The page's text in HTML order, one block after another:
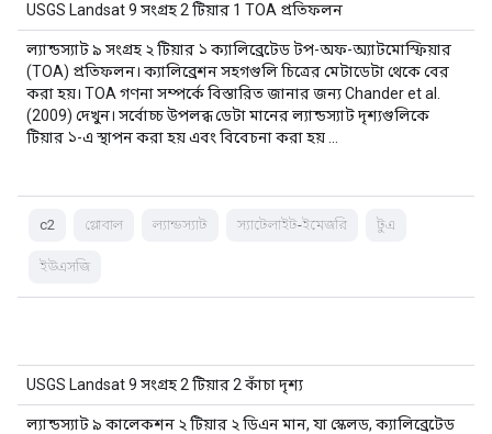
USGS Landsat 9 সংগ্রহ 2 টিয়ার 1 TOA প্রতিফলন
ল্যান্ডস্যাট ৯ সংগ্রহ ২ টিয়ার ১ ক্যালিব্রেটেড টপ-অফ-অ্যাটমোস্ফিয়ার
(TOA) প্রতিফলন। ক্যালিব্রেশন সহগগুলি চিত্রের মেটাডেটা থেকে বের
করা হয়। TOA গণনা সম্পর্কে বিস্তারিত জানার জন্য Chander et al.
(2009) দেখুন। সর্বোচ্চ উপলব্ধ ডেটা মানের ল্যান্ডস্যাট দৃশ্যগুলিকে
টিয়ার ১-এ স্থাপন করা হয় এবং বিবেচনা করা হয় ...
c2 গ্লোবাল ল্যান্ডস্যাট স্যাটেলাইট-ইমেজরি টুএ
ইউএসজি
USGS Landsat 9 সংগ্রহ 2 টিয়ার 2 কাঁচা দৃশ্য
ল্যান্ডস্যাট ৯ কালেকশন ২ টিয়ার ২ ডিএন মান, যা স্কেলড, ক্যালিব্রেটেড